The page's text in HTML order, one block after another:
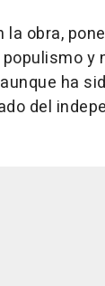
la obra,
y
ha
del